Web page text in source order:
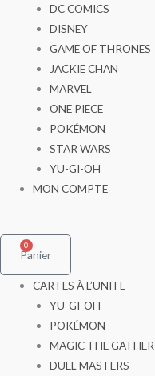
DC COMICS
DISNEY
GAME OF THRONES
JACKIE CHAN
MARVEL
ONE PIECE
POKÉMON
STAR WARS
YU-GI-OH
MON COMPTE
0
Panier
CARTES À L’UNITE
YU-GI-OH
POKÉMON
MAGIC THE
DUEL MASTERS